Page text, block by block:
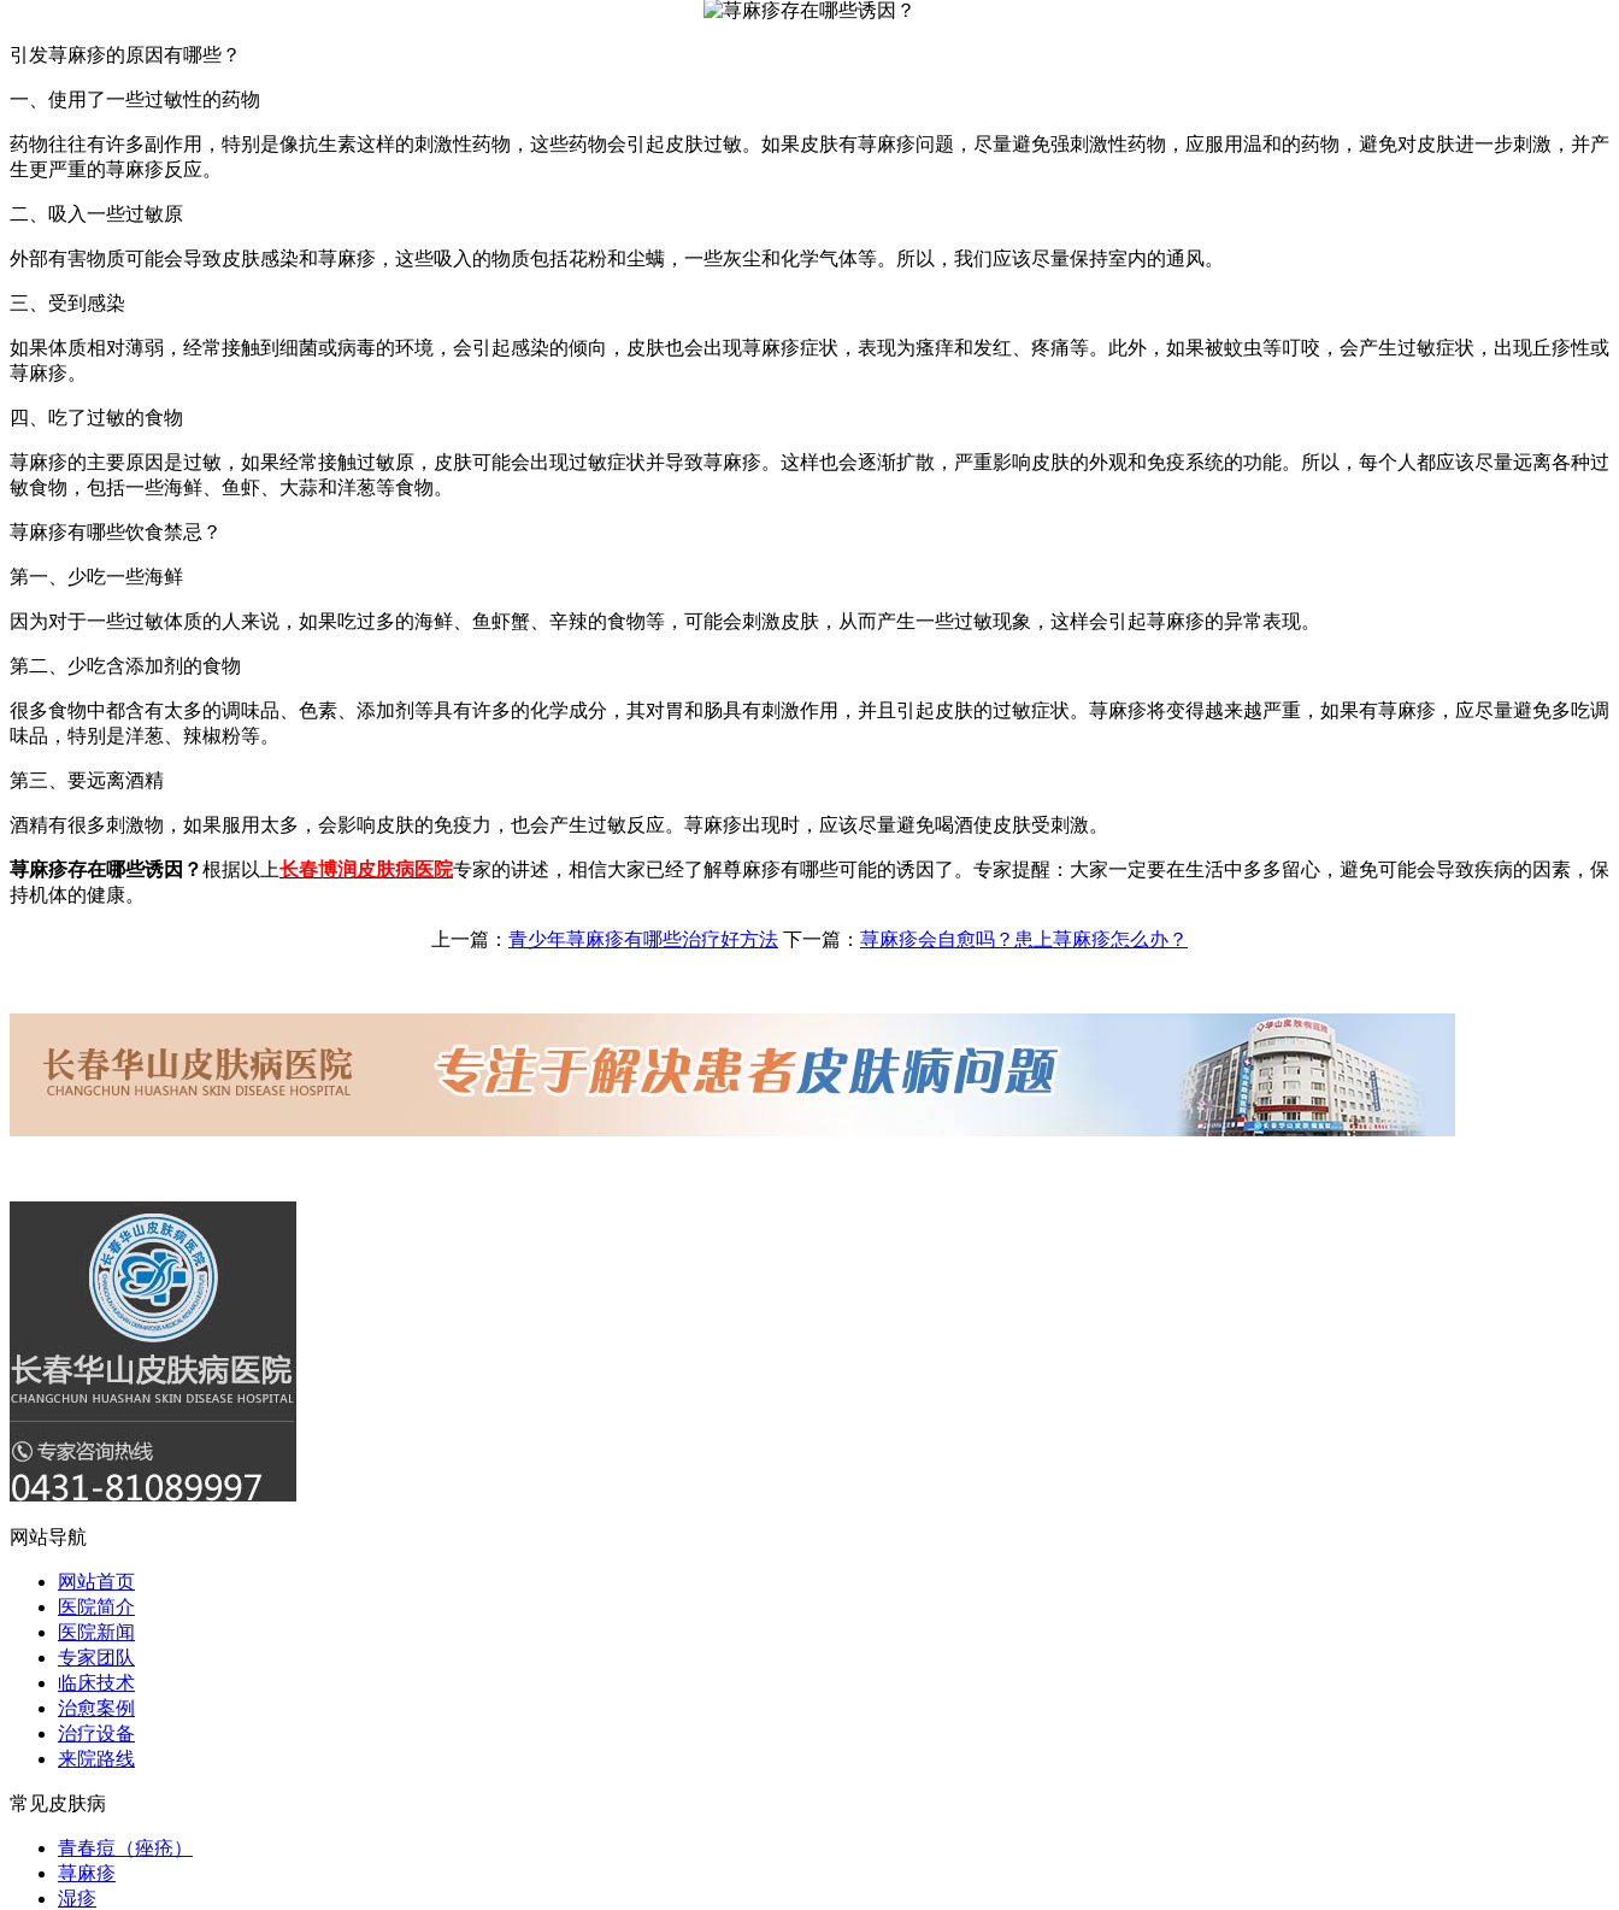
引发荨麻疹的原因有哪些？
一、使用了一些过敏性的药物
药物往往有许多副作用，特别是像抗生素这样的刺激性药物，这些药物会引起皮肤过敏。如果皮肤有荨麻疹问题，尽量避免强刺激性药物，应服用温和的药物，避免对皮肤进一步刺激，并产
生更严重的荨麻疹反应。
二、吸入一些过敏原
外部有害物质可能会导致皮肤感染和荨麻疹，这些吸入的物质包括花粉和尘螨，一些灰尘和化学气体等。所以，我们应该尽量保持室内的通风。
三、受到感染
如果体质相对薄弱，经常接触到细菌或病毒的环境，会引起感染的倾向，皮肤也会出现荨麻疹症状，表现为瘙痒和发红、疼痛等。此外，如果被蚊虫等叮咬，会产生过敏症状，出现丘疹性或
荨麻疹。
四、吃了过敏的食物
荨麻疹的主要原因是过敏，如果经常接触过敏原，皮肤可能会出现过敏症状并导致荨麻疹。这样也会逐渐扩散，严重影响皮肤的外观和免疫系统的功能。所以，每个人都应该尽量远离各种过
敏食物，包括一些海鲜、鱼虾、大蒜和洋葱等食物。
荨麻疹有哪些饮食禁忌？
第一、少吃一些海鲜
因为对于一些过敏体质的人来说，如果吃过多的海鲜、鱼虾蟹、辛辣的食物等，可能会刺激皮肤，从而产生一些过敏现象，这样会引起荨麻疹的异常表现。
第二、少吃含添加剂的食物
很多食物中都含有太多的调味品、色素、添加剂等具有许多的化学成分，其对胃和肠具有刺激作用，并且引起皮肤的过敏症状。荨麻疹将变得越来越严重，如果有荨麻疹，应尽量避免多吃调
味品，特别是洋葱、辣椒粉等。
第三、要远离酒精
酒精有很多刺激物，如果服用太多，会影响皮肤的免疫力，也会产生过敏反应。荨麻疹出现时，应该尽量避免喝酒使皮肤受刺激。
荨麻疹存在哪些诱因？根据以上长春博润皮肤病医院专家的讲述，相信大家已经了解尊麻疹有哪些可能的诱因了。专家提醒：大家一定要在生活中多多留心，避免可能会导致疾病的因素，保
持机体的健康。
上一篇： 青少年荨麻疹有哪些治疗好方法 下一篇： 荨麻疹会自愈吗？患上荨麻疹怎么办？
网站导航
网站首页
医院简介
医院新闻
专家团队
临床技术
治愈案例
治疗设备
来院路线
常见皮肤病
青春痘（痤疮）
荨麻疹
湿疹